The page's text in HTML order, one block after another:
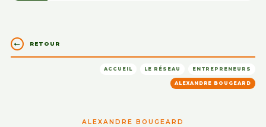
RETOUR
ACCUEIL LE RÉSEAU ENTREPRENEURS
ALEXANDRE BOUGEARD
ALEXANDRE BOUGEARD